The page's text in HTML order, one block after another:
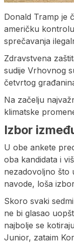
Donald Tramp je
američku
sprečavanja
Zdravstvena
sudije Vrhovnog
četvrtog
Na začelju
klimatske
Izbor
U obe ankete
oba kandidata i
nezadovoljno što
navode, loša
Skoro svaki
ne bi glasao
najbolje se
Junior, zataim